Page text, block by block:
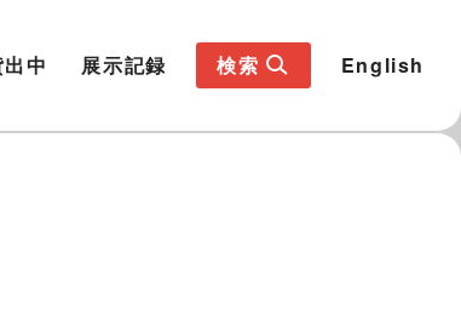
中 展示記録 検索 English